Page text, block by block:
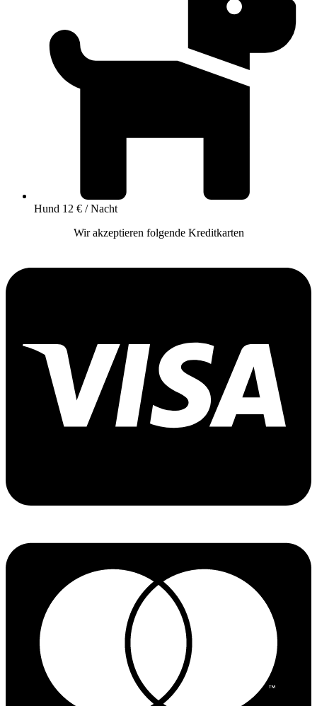
Hund 12 € / Nacht
Wir akzeptieren folgende Kreditkarten